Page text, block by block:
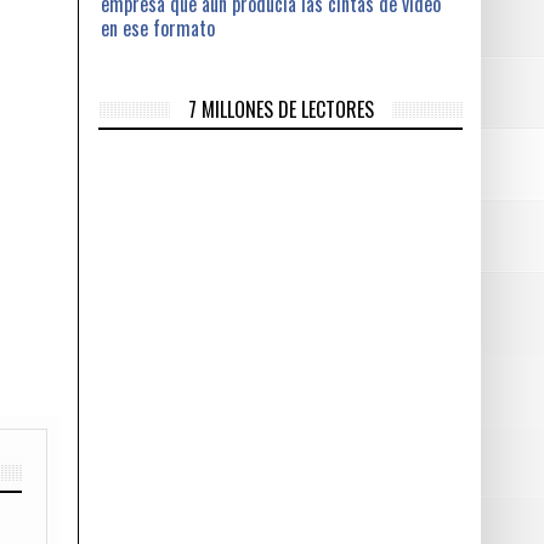
en ese formato
7 MILLONES DE LECTORES